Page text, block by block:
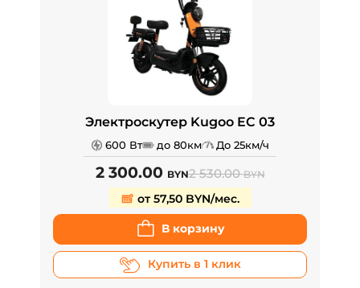
Электроскутер Kugoo EC 03
600 Вт до 80км До 25км/ч
2 300.00 BYN2 530.00BYN
от 57,50 BYN/мес.
В корзину
Купить в 1 клик